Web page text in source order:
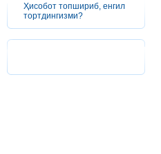
Ҳисобот топшириб, енгил
тортдингизми?